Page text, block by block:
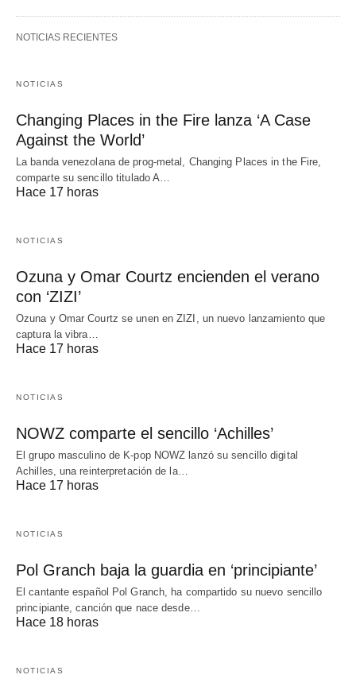
NOTICIAS RECIENTES
NOTICIAS
Changing Places in the Fire lanza ‘A Case
Against the World’
La banda venezolana de prog-metal, Changing Places in the Fire,
comparte su sencillo titulado A…
Hace 17 horas
NOTICIAS
Ozuna y Omar Courtz encienden el verano
con ‘ZIZI’
Ozuna y Omar Courtz se unen en ZIZI, un nuevo lanzamiento que
captura la vibra…
Hace 17 horas
NOTICIAS
NOWZ comparte el sencillo ‘Achilles’
El grupo masculino de K-pop NOWZ lanzó su sencillo digital
Achilles, una reinterpretación de la…
Hace 17 horas
NOTICIAS
Pol Granch baja la guardia en ‘principiante’
El cantante español Pol Granch, ha compartido su nuevo sencillo
principiante, canción que nace desde…
Hace 18 horas
NOTICIAS